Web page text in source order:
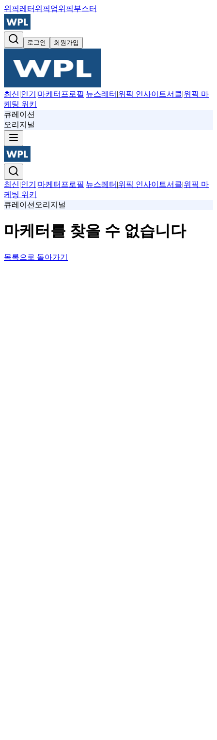
위픽레터 위픽업위픽부스터
로그인 회원가입
최신|인기 |마케터프로필|뉴스레터 |위픽 인사이트서클|위픽 마
케팅 위키
큐레이션
오리지널
최신|인기 |마케터프로필|뉴스레터 |위픽 인사이트서클|위픽 마
케팅 위키
큐레이션 오리지널
마케터를 찾을 수 없습니다
목록으로 돌아가기